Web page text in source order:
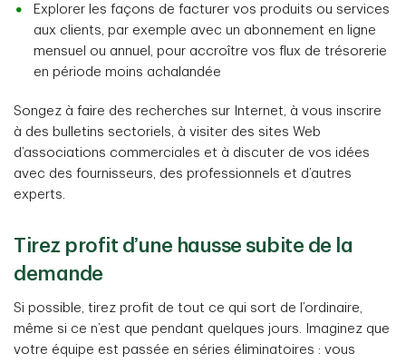
Explorer les façons de facturer vos produits ou services
aux clients, par exemple avec un abonnement en ligne
mensuel ou annuel, pour accroître vos flux de trésorerie
en période moins achalandée
Songez à faire des recherches sur Internet, à vous inscrire
à des bulletins sectoriels, à visiter des sites Web
d’associations commerciales et à discuter de vos idées
avec des fournisseurs, des professionnels et d’autres
experts.
Tirez profit d’une hausse subite de la
demande
Si possible, tirez profit de tout ce qui sort de l’ordinaire,
même si ce n’est que pendant quelques jours. Imaginez que
votre équipe est passée en séries éliminatoires : vous